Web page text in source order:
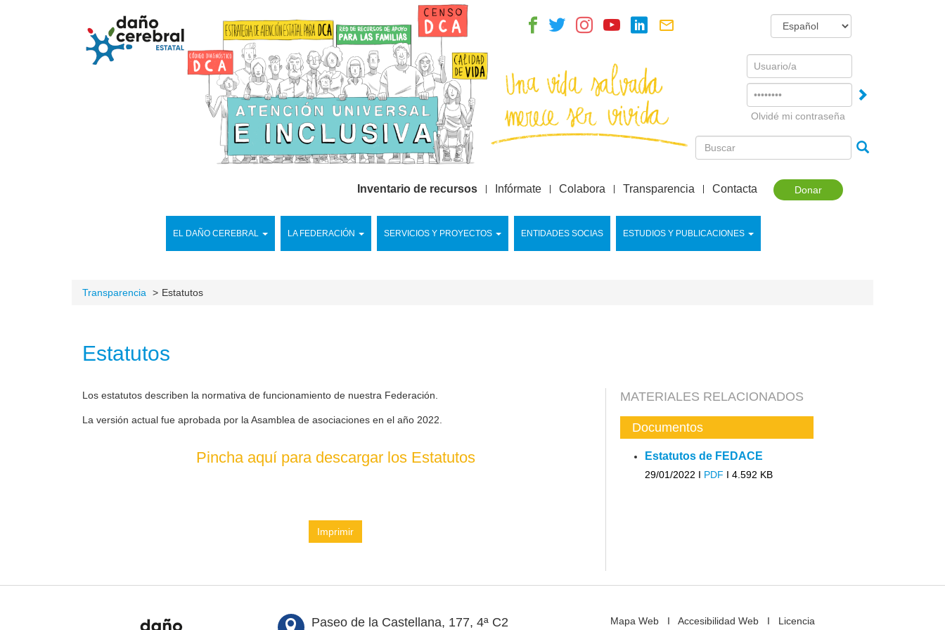
Username
Olvidé mi contraseña
Donar
EL DAÑO CEREBRAL LA FEDERACIÓN SERVICIOS Y PROYECTOS ENTIDADES SOCIAS ESTUDIOS Y PUBLICACIONES
Inventario de recursos Infórmate Colabora Transparencia Contacta
Transparencia Estatutos
Estatutos
Los estatutos describen la normativa de funcionamiento de nuestra Federación.
La versión actual fue aprobada por la Asamblea de asociaciones en el año 2022.
Pincha aquí para descargar los Estatutos
Imprimir
MATERIALES RELACIONADOS
Documentos
Estatutos de FEDACE
29/01/2022 I PDF I 4.592 KB
Paseo de la Castellana, 177, 4ª C2 Mapa WebI Accesibilidad WebI Licencia